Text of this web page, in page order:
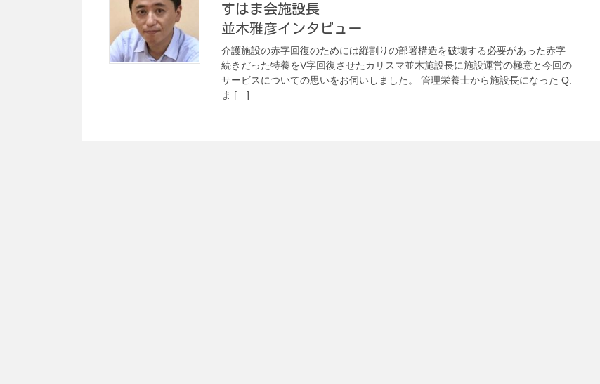
すはま会施設長
並木雅彦インタビュー
介護施設の赤字回復のためには縦割りの部署構造を破壊する必要があった赤字
続きだった特養をV字回復させたカリスマ並木施設長に施設運営の極意と今回の
サービスについての思いをお伺いしました。 管理栄養士から施設長になった Q:
ま […]